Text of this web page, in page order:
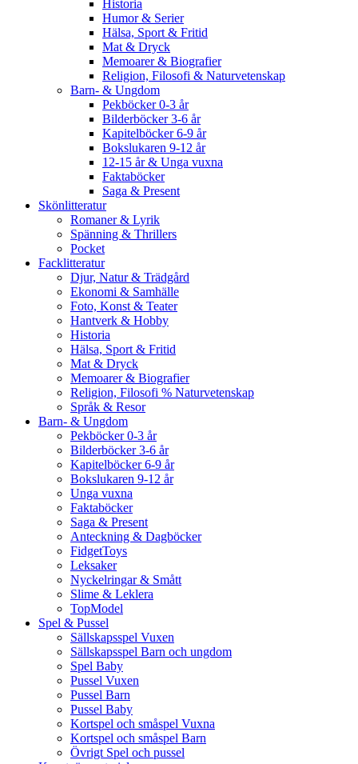
Historia
Humor & Serier
Hälsa, Sport & Fritid
Mat & Dryck
Memoarer & Biografier
Religion, Filosofi & Naturvetenskap
Barn- & Ungdom
Pekböcker 0-3 år
Bilderböcker 3-6 år
Kapitelböcker 6-9 år
Bokslukaren 9-12 år
12-15 år & Unga vuxna
Faktaböcker
Saga & Present
Skönlitteratur
Romaner & Lyrik
Spänning & Thrillers
Pocket
Facklitteratur
Djur, Natur & Trädgård
Ekonomi & Samhälle
Foto, Konst & Teater
Hantverk & Hobby
Historia
Hälsa, Sport & Fritid
Mat & Dryck
Memoarer & Biografier
Religion, Filosofi % Naturvetenskap
Språk & Resor
Barn- & Ungdom
Pekböcker 0-3 år
Bilderböcker 3-6 år
Kapitelböcker 6-9 år
Bokslukaren 9-12 år
Unga vuxna
Faktaböcker
Saga & Present
Anteckning & Dagböcker
FidgetToys
Leksaker
Nyckelringar & Smått
Slime & Leklera
TopModel
Spel & Pussel
Sällskapsspel Vuxen
Sällskapsspel Barn och ungdom
Spel Baby
Pussel Vuxen
Pussel Barn
Pussel Baby
Kortspel och småspel Vuxna
Kortspel och småspel Barn
Övrigt Spel och pussel